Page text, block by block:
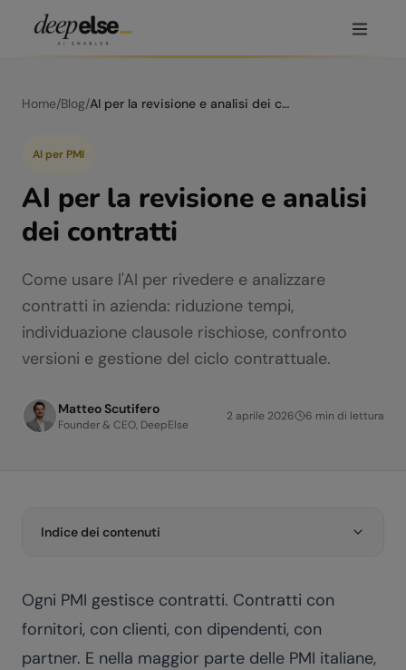
Home/Blog/ AI per la revisione e analisi dei contratti
AI per PMI
AI per la revisione e analisi
dei contratti
Come usare l'AI per rivedere e analizzare
contratti in azienda: riduzione tempi,
individuazione clausole rischiose, confronto
versioni e gestione del ciclo contrattuale.
Matteo Scutifero
Founder & CEO, DeepElse
2 aprile 2026 6 min di lettura
Indice dei contenuti
Ogni PMI gestisce contratti. Contratti con
fornitori, con clienti, con dipendenti, con
partner. E nella maggior parte delle PMI italiane,